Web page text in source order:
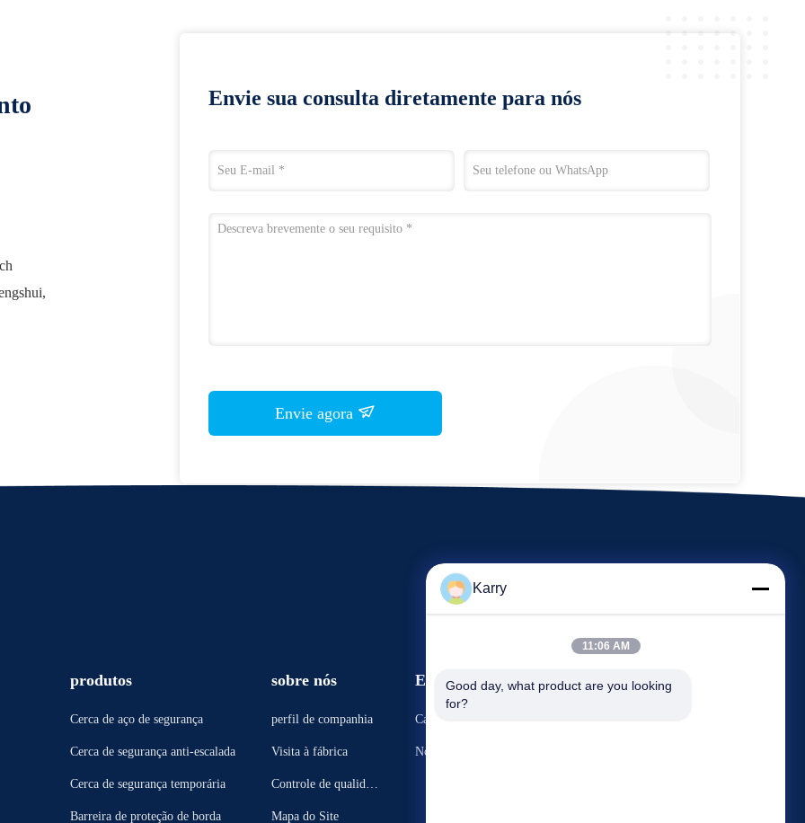
Envie sua consulta diretamente para nós
Envie agora
produtos
Cerca de aço de segurança
Cerca de segurança anti-escalada
Cerca de segurança temporária
Barreira de proteção de borda
sobre nós
perfil de companhia
Visita à fábrica
Controle de qualidad
Mapa do Site
Eventos
Casos
Notícias
Pedido Umas citações
Karry
11:06 AM
Good day, what product are you looking
for?